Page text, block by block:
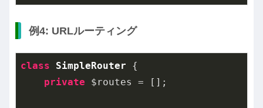
例4: URLルーティング
class SimpleRouter
{
private $routes = [];